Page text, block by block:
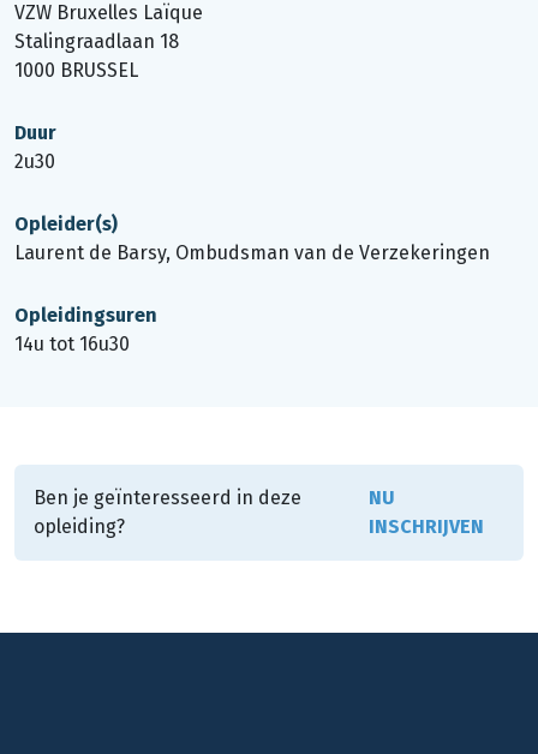
VZW Bruxelles Laïque
Stalingraadlaan 18
1000 BRUSSEL
Duur
2u30
Opleider(s)
Laurent de Barsy, Ombudsman van de Verzekeringen
Opleidingsuren
14u tot 16u30
Ben je geïnteresseerd in deze
opleiding?
NU
INSCHRIJVEN